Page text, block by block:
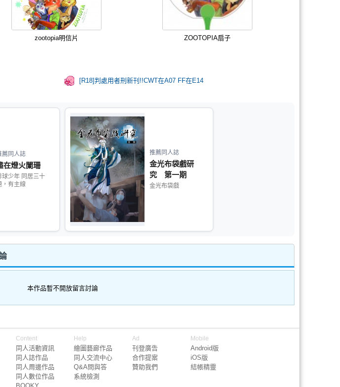
zootopia明信片 ZOOTOPIA扇子
[R18]判處用者刑新刊!!CWT在A07 FF在E14
薦同人誌
在燈火闌珊
球少年 同居三十
，有主線
推薦同人誌
金光布袋戲研
究 第一期
金光布袋戲
本作品暫不開放留言討論
Content
同人活動資訊
同人誌作品
同人周邊作品
同人數位作品
Help
繪圖藝廊作品
同人交流中心
Q&A問與答
系統檢測
Ad
刊登廣告
合作提案
贊助我們
Mobile
Android版
iOS版
結帳精靈